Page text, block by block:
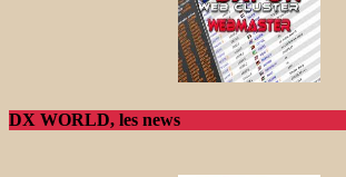
DX WORLD, les news